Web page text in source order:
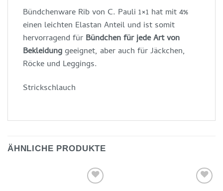
Bündchenware Rib von C. Pauli 1×1 hat mit 4%
einen leichten Elastan Anteil und ist somit
hervorragend für Bündchen für jede Art von
Bekleidunggeeignet, aber auch für Jäckchen,
Röcke und Leggings.
Strickschlauch
ÄHNLICHE PRODUKTE